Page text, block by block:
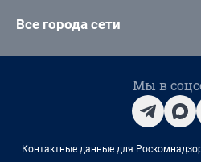
Все города сети
Мы в
Контактные данные для